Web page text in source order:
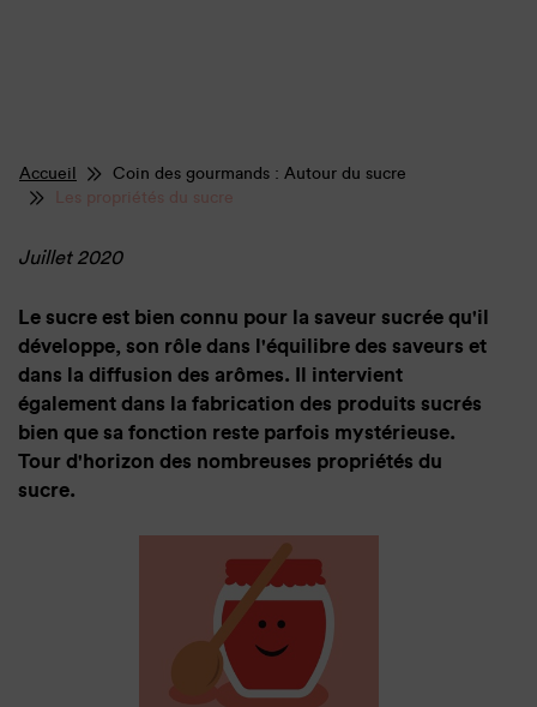
Accueil
Coin des gourmands : Autour du sucre
Les propriétés du sucre
Juillet 2020
Le sucre est bien connu pour la saveur sucrée qu'il
développe, son rôle dans l'équilibre des saveurs et
dans la diffusion des arômes. Il intervient
également dans la fabrication des produits sucrés
bien que sa fonction reste parfois mystérieuse.
Tour d'horizon des nombreuses propriétés du
sucre.